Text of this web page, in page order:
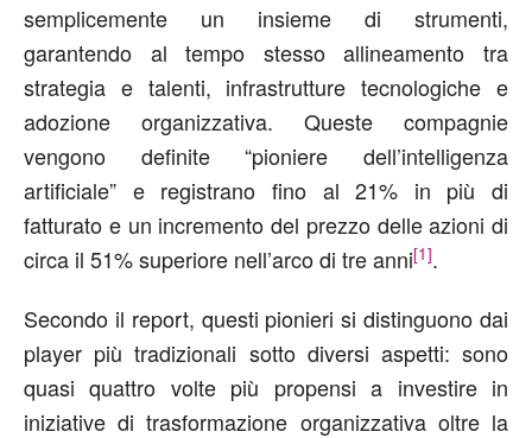
semplicemente un insieme di strumenti,
garantendo al tempo stesso allineamento tra
strategia e talenti, infrastrutture tecnologiche e
adozione organizzativa. Queste compagnie
vengono definite “pioniere dell’intelligenza
artificiale” e registrano fino al 21% in più di
fatturato e un incremento del prezzo delle azioni di
circa il 51% superiore nell’arco di tre anni[1].
Secondo il report, questi pionieri si distinguono dai
player più tradizionali sotto diversi aspetti: sono
quasi quattro volte più propensi a investire in
iniziative di trasformazione organizzativa oltre la